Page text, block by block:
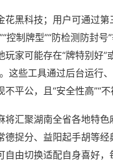
花黑科技；用户可通过第
控制牌型”“防检测防封号
玩家可能存在“牌特别好”
这些工具通过后台运行
平公，且“安全性高”“不
将汇聚湖南全省各地特色
德捉分、益阳起手胡等经
自由切换适配自身喜好，